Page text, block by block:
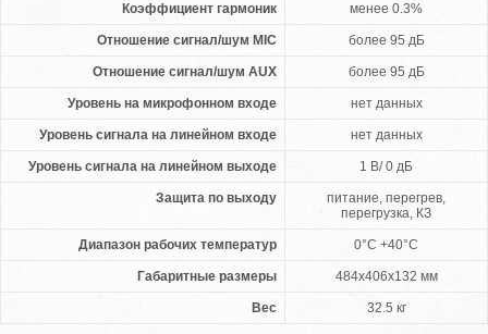
Коэффициент гармоник менее 0.3%
Отношение сигнал/шум MIC более 95 дБ
Отношение сигнал/шум AUX более 95 дБ
Уровень на микрофонном входе нет данных
Уровень сигнала на линейном входе нет данных
Уровень сигнала на линейном выходе 1 В/ 0 дБ
Защита по выходу
питание, перегрев,
перегрузка, КЗ
Диапазон рабочих температур 0°C +40°C
Габаритные размеры 484х406х132 мм
Вес 32.5 кг